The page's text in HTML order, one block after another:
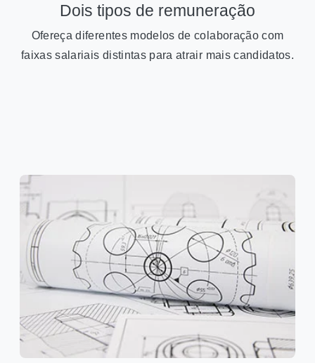
Dois tipos de remuneração
Ofereça diferentes modelos de colaboração com
faixas salariais distintas para atrair mais candidatos.